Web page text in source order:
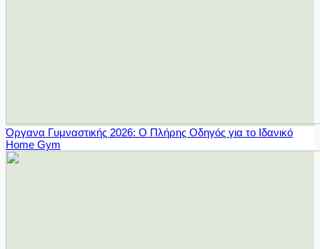
Όργανα Γυμναστικής 2026: Ο Πλήρης Οδηγός για το Ιδανικό
Home Gym